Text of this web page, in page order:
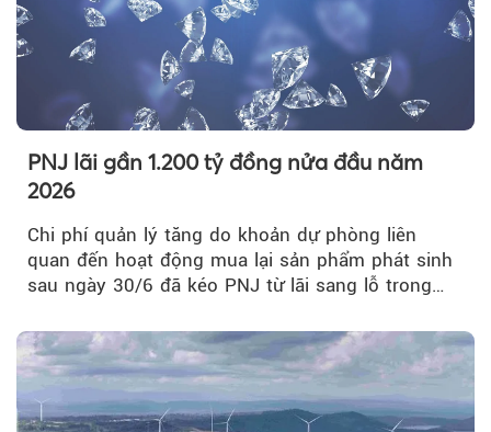
PNJ lãi gần 1.200 tỷ đồng nửa đầu năm
2026
Chi phí quản lý tăng do khoản dự phòng liên
quan đến hoạt động mua lại sản phẩm phát sinh
sau ngày 30/6 đã kéo PNJ từ lãi sang lỗ trong